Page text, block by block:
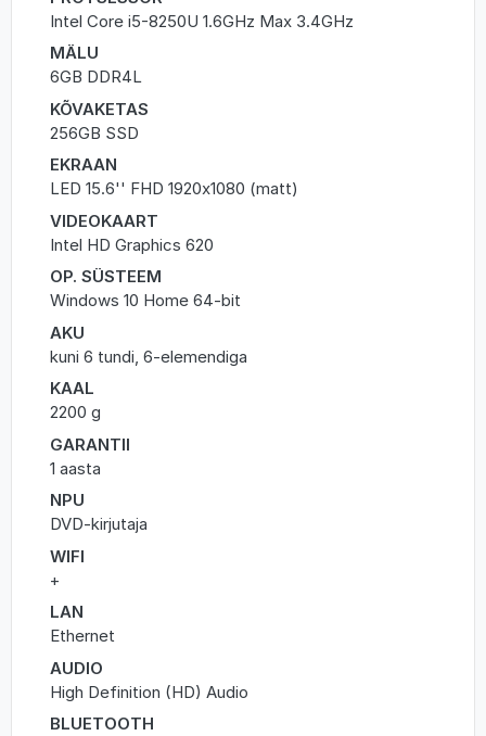
Intel Core i5-8250U 1.6GHz Max 3.4GHz
MÄLU
6GB DDR4L
KÕVAKETAS
256GB SSD
EKRAAN
LED 15.6'' FHD 1920x1080 (matt)
VIDEOKAART
Intel HD Graphics 620
OP. SÜSTEEM
Windows 10 Home 64-bit
AKU
kuni 6 tundi, 6-elemendiga
KAAL
2200 g
GARANTII
1 aasta
NPU
DVD-kirjutaja
WIFI
+
LAN
Ethernet
AUDIO
High Definition (HD) Audio
BLUETOOTH